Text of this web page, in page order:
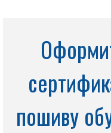
пошиву